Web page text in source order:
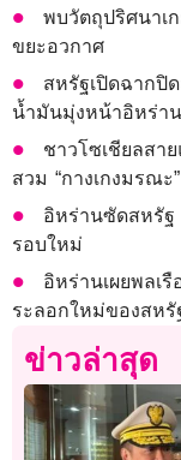
พบวัตถุปริศนาเ
ขยะอวกาศ
สหรัฐเปิดฉากปิ
น้ำมันมุ่งหน้าอิหร่าน
ชาวโซเชียลสา
สวม “กางเกงมรณะ
อิหร่านซัดสหรัฐ
รอบใหม่
อิหร่านเผยพลเ
ระลอกใหม่ของสหรั
ข่าวล่าสุด